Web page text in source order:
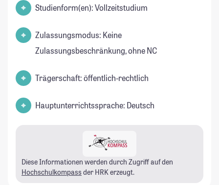
Studienform(en): Vollzeitstudium
Zulassungsmodus: Keine
Zulassungsbeschränkung, ohne NC
Trägerschaft: öffentlich-rechtlich
Hauptunterrichtssprache: Deutsch
Diese Informationen werden durch Zugriff auf den
Hochschulkompass der HRK erzeugt.